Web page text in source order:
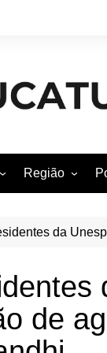
Região
Bauru
Itatinga
Pardinho
da
de